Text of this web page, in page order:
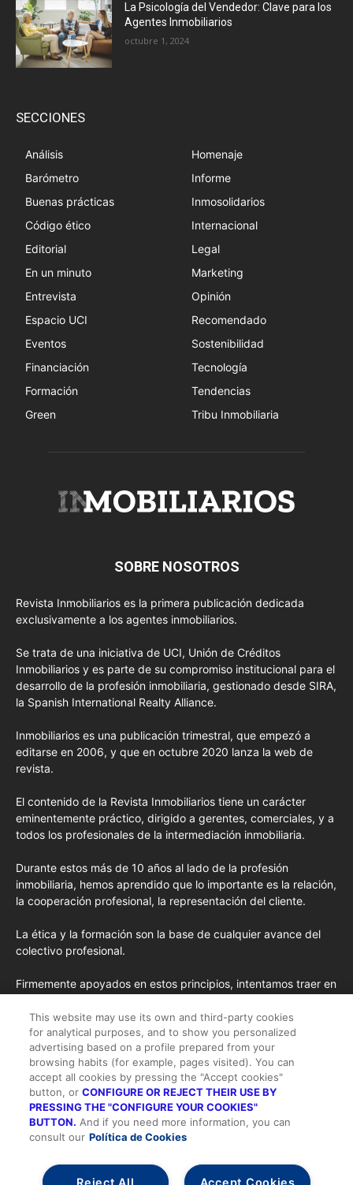
La Psicología del Vendedor: Clave para los
Agentes Inmobiliarios
octubre 1, 2024
SECCIONES
Análisis
Barómetro
Buenas prácticas
Código ético
Editorial
En un minuto
Entrevista
Espacio UCI
Eventos
Financiación
Formación
Green
Homenaje
Informe
Inmosolidarios
Internacional
Legal
Marketing
Opinión
Recomendado
Sostenibilidad
Tecnología
Tendencias
Tribu Inmobiliaria
SOBRE NOSOTROS
Revista Inmobiliarios es la primera publicación dedicada
exclusivamente a los agentes inmobiliarios.
Se trata de una iniciativa de UCI, Unión de Créditos
Inmobiliarios y es parte de su compromiso institucional para el
desarrollo de la profesión inmobiliaria, gestionado desde SIRA,
la Spanish International Realty Alliance.
Inmobiliarios es una publicación trimestral, que empezó a
editarse en 2006, y que en octubre 2020 lanza la web de
revista.
El contenido de la Revista Inmobiliarios tiene un carácter
eminentemente práctico, dirigido a gerentes, comerciales, y a
todos los profesionales de la intermediación inmobiliaria.
Durante estos más de 10 años al lado de la profesión
inmobiliaria, hemos aprendido que lo importante es la relación,
la cooperación profesional, la representación del cliente.
La ética y la formación son la base de cualquier avance del
colectivo profesional.
Firmemente apoyados en estos principios, intentamos traer en
importados de EE.UU. y las opiniones y tendencias más
destacadas desde la pluma de nuestros colaboradores
habituales y nuestros colaboradores especiales.
Todos los derechos reservados |Suscripción
Política de privacidad
Contacto
This website may use its own and third-party cookies
for analytical purposes, and to show you personalized
advertising based on a profile prepared from your
browsing habits (for example, pages visited). You can
accept all cookies by pressing the "Accept cookies"
button, orCONFIGURE OR REJECT THEIR USE BY
PRESSING THE "CONFIGURE YOUR COOKIES"
BUTTON. And if you need more information, you can
consult our Política de Cookies